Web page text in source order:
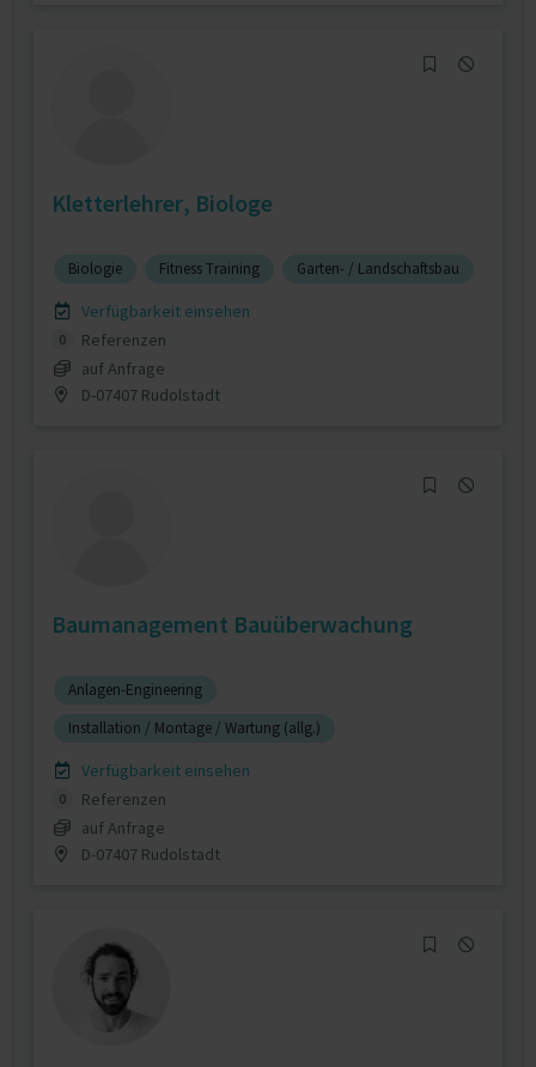
Kletterlehrer, Biologe
Biologie Fitness Training Garten- / Landschaftsbau
Verfügbarkeit einsehen
0
Referenzen
auf Anfrage
D-07407 Rudolstadt
Baumanagement Bauüberwachung
Anlagen-Engineering
Installation / Montage / Wartung (allg.)
Verfügbarkeit einsehen
0
Referenzen
auf Anfrage
D-07407 Rudolstadt